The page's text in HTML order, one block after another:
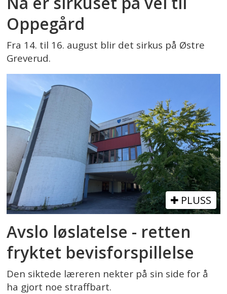
Oppegård
Fra 14. til 16. august blir det sirkus på Østre
Greverud.
PLUSS
Avslo løslatelse - retten
fryktet bevisforspillelse
Den siktede læreren nekter på sin side for å
ha gjort noe straffbart.